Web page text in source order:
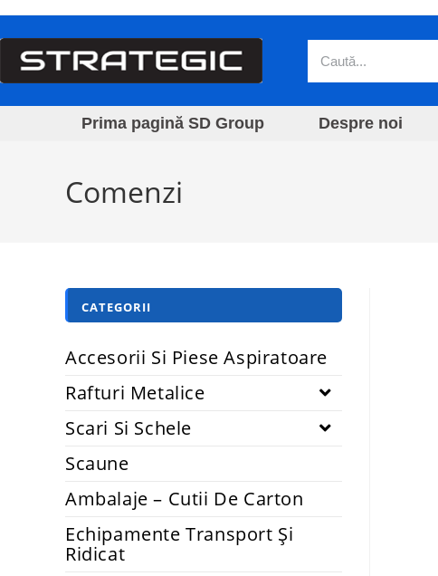
Prima pagină SD Group Despre noi
Comenzi
CATEGORII
Accesorii Si Piese Aspiratoare
Rafturi Metalice
Scari Si Schele
Scaune
Ambalaje – Cutii De Carton
Echipamente Transport Și
Ridicat